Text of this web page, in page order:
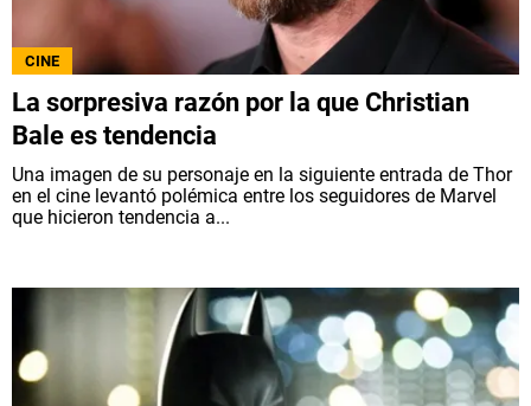
CINE
La sorpresiva razón por la que Christian
Bale es tendencia
Una imagen de su personaje en la siguiente entrada de Thor
en el cine levantó polémica entre los seguidores de Marvel
que hicieron tendencia a...